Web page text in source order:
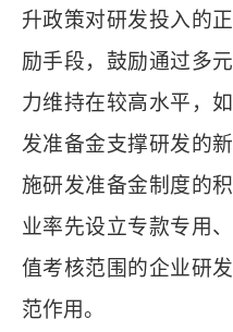
升政策对研发投入的
励手段，鼓励通过多
力维持在较高水平，
发准备金支撑研发的
施研发准备金制度的
业率先设立专款专用
值考核范围的企业研
范作用。